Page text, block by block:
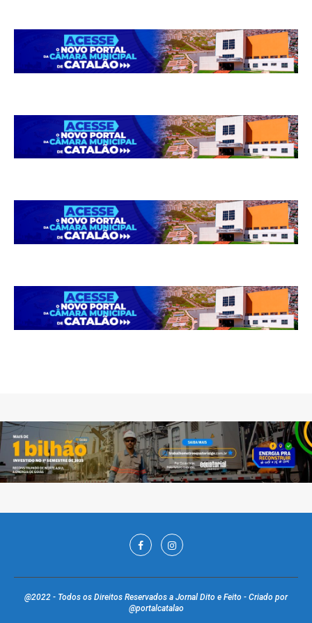
@2022 - Todos os Direitos Reservados a Jornal Dito e Feito - Criado por
@portalcatalao